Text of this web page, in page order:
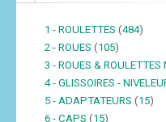
1 - ROULETTES (484)
2 - ROUES (105)
3 - ROUES & ROULETTES
4 - GLISSOIRES -
5 - ADAPTATEURS (15)
6 - CAPS (15)